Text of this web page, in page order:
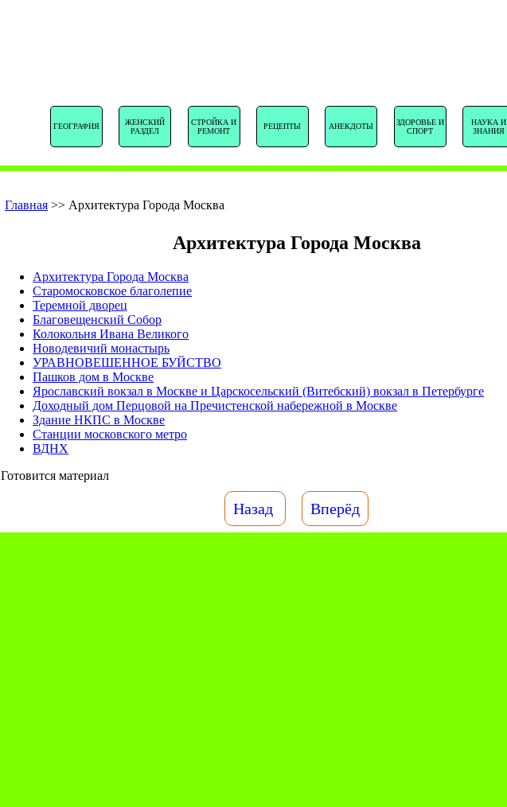
ГЕОГРАФИЯ
ЖЕНСКИЙ
РАЗДЕЛ
СТРОЙКА И
РЕМОНТ
РЕЦЕПТЫ АНЕКДОТЫ
ЗДОРОВЬЕ И
СПОРТ
НАУКА И
ЗНАНИЯ
Главная >> Архитектура Города Москва
Архитектура Города Москва
Архитектура Города Москва
Старомосковское благолепие
Теремной дворец
Благовещенский Собор
Колокольня Ивана Великого
Новодевичий монастырь
УРАВНОВЕШЕННОЕ БУЙСТВО
Пашков дом в Москве
Ярославский вокзал в Москве и Царскосельский (Витебский) вокзал в Петербурге
Доходный дом Перцовой на Пречистенской набережной в Москве
Здание НКПС в Москве
Станции московского метро
ВДНХ
Готовится материал
Назад Вперёд